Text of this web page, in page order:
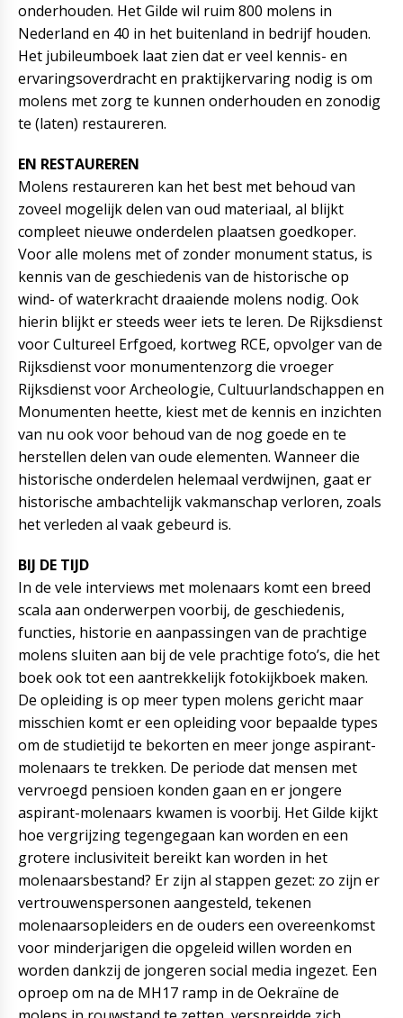
onderhouden. Het Gilde wil ruim 800 molens in
Nederland en 40 in het buitenland in bedrijf houden.
Het jubileumboek laat zien dat er veel kennis- en
ervaringsoverdracht en praktijkervaring nodig is om
molens met zorg te kunnen onderhouden en zonodig
te (laten) restaureren.
EN RESTAUREREN
Molens restaureren kan het best met behoud van
zoveel mogelijk delen van oud materiaal, al blijkt
compleet nieuwe onderdelen plaatsen goedkoper.
Voor alle molens met of zonder monument status, is
kennis van de geschiedenis van de historische op
wind- of waterkracht draaiende molens nodig. Ook
hierin blijkt er steeds weer iets te leren. De Rijksdienst
voor Cultureel Erfgoed, kortweg RCE, opvolger van de
Rijksdienst voor monumentenzorg die vroeger
Rijksdienst voor Archeologie, Cultuurlandschappen en
Monumenten heette, kiest met de kennis en inzichten
van nu ook voor behoud van de nog goede en te
herstellen delen van oude elementen. Wanneer die
historische onderdelen helemaal verdwijnen, gaat er
historische ambachtelijk vakmanschap verloren, zoals
het verleden al vaak gebeurd is.
BIJ DE TIJD
In de vele interviews met molenaars komt een breed
scala aan onderwerpen voorbij, de geschiedenis,
functies, historie en aanpassingen van de prachtige
molens sluiten aan bij de vele prachtige foto’s, die het
boek ook tot een aantrekkelijk fotokijkboek maken.
De opleiding is op meer typen molens gericht maar
misschien komt er een opleiding voor bepaalde types
om de studietijd te bekorten en meer jonge aspirant-
molenaars te trekken. De periode dat mensen met
vervroegd pensioen konden gaan en er jongere
aspirant-molenaars kwamen is voorbij. Het Gilde kijkt
hoe vergrijzing tegengegaan kan worden en een
grotere inclusiviteit bereikt kan worden in het
molenaarsbestand? Er zijn al stappen gezet: zo zijn er
vertrouwenspersonen aangesteld, tekenen
molenaarsopleiders en de ouders een overeenkomst
voor minderjarigen die opgeleid willen worden en
worden dankzij de jongeren social media ingezet. Een
oproep om na de MH17 ramp in de Oekraïne de